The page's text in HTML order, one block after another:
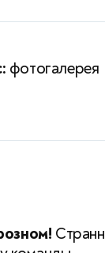
фотогалерея